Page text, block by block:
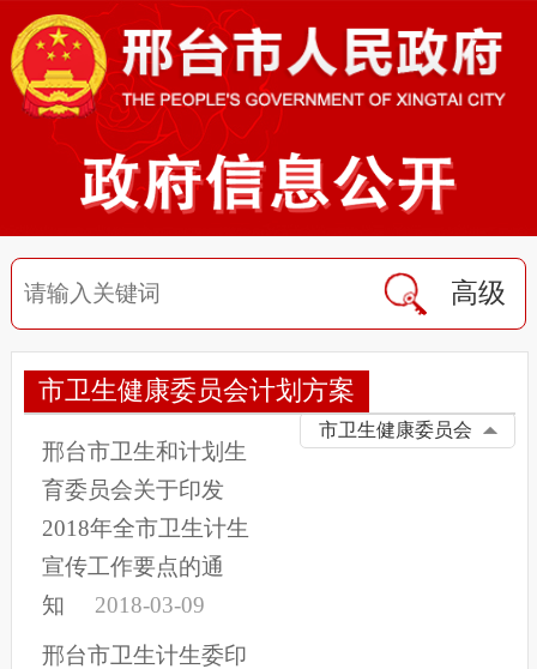
高级
市卫生健康委员会计划方案
市卫生健康委员会
邢台市卫生和计划生
育委员会关于印发
2018年全市卫生计生
宣传工作要点的通
知
2018-03-09
邢台市卫生计生委印